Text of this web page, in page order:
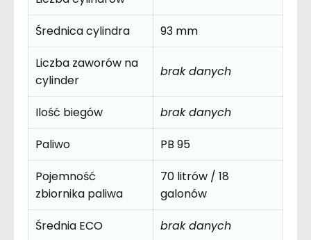
Średnica cylindra
93 mm
Liczba zaworów na
cylinder
brak danych
Ilość biegów
brak danych
Paliwo
PB 95
Pojemność
zbiornika paliwa
70 litrów / 18
galonów
Średnia ECO
brak danych